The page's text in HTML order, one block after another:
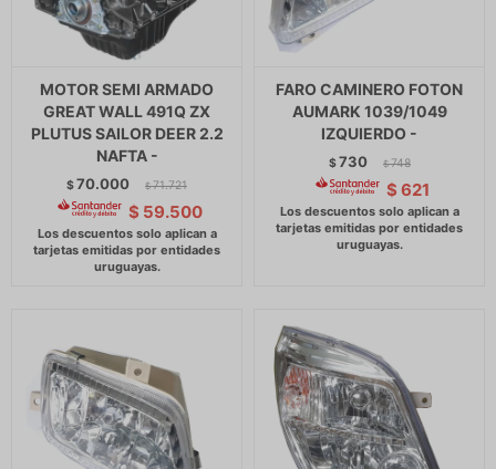
MOTOR SEMI ARMADO
GREAT WALL 491Q ZX
PLUTUS SAILOR DEER 2.2
NAFTA -
$70.000 $ 71.721
$ 59.500
FARO CAMINERO FOTON
AUMARK 1039/1049
IZQUIERDO -
$730 $ 748
$ 621